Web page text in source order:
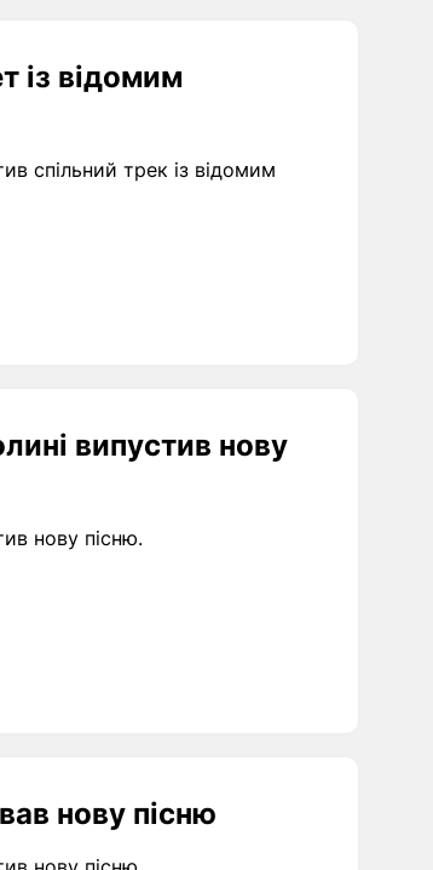
із відомим
спільний трек із відомим
випустив нову
нову пісню.
нову пісню